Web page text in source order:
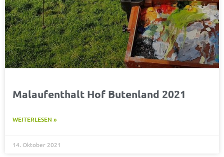
Malaufenthalt Hof Butenland 2021
WEITERLESEN »
14. Oktober 2021